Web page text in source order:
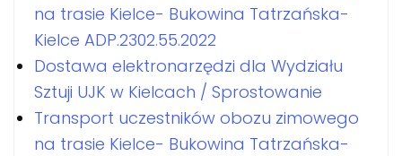
na trasie Kielce- Bukowina Tatrzańska-
Kielce ADP.2302.55.2022
Dostawa elektronarzędzi dla Wydziału
Sztuji UJK w Kielcach / Sprostowanie
Transport uczestników obozu zimowego
na trasie Kielce- Bukowina Tatrzańska-